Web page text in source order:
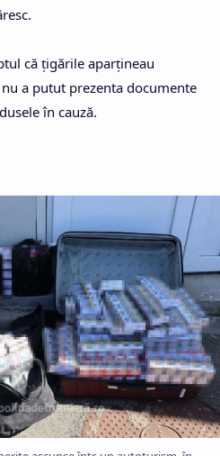
că țigările aparțineau
a putut prezenta documente
în cauză.